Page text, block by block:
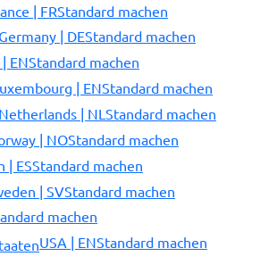
| FRStandard machen
Germany | DEStandard machen
ENStandard machen
| ENStandard machen
Netherlands | NL Standard machen
| NOStandard machen
| ESStandard machen
| SVStandard machen
machen
USA | ENStandard machen